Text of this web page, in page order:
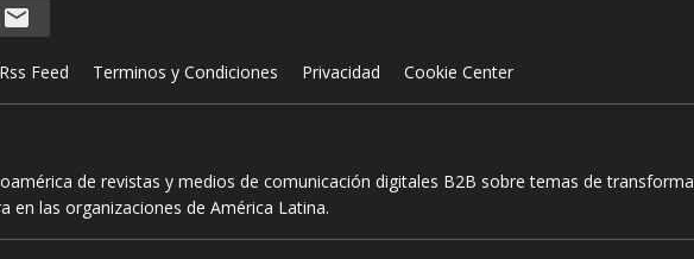
Rss Feed Terminos y Condiciones Privacidad Cookie Center
de revistas y medios de comunicación digitales B2B sobre temas de
en las organizaciones de América Latina.